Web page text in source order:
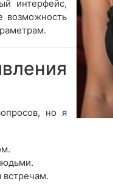
интерфейс,
возможность
но я